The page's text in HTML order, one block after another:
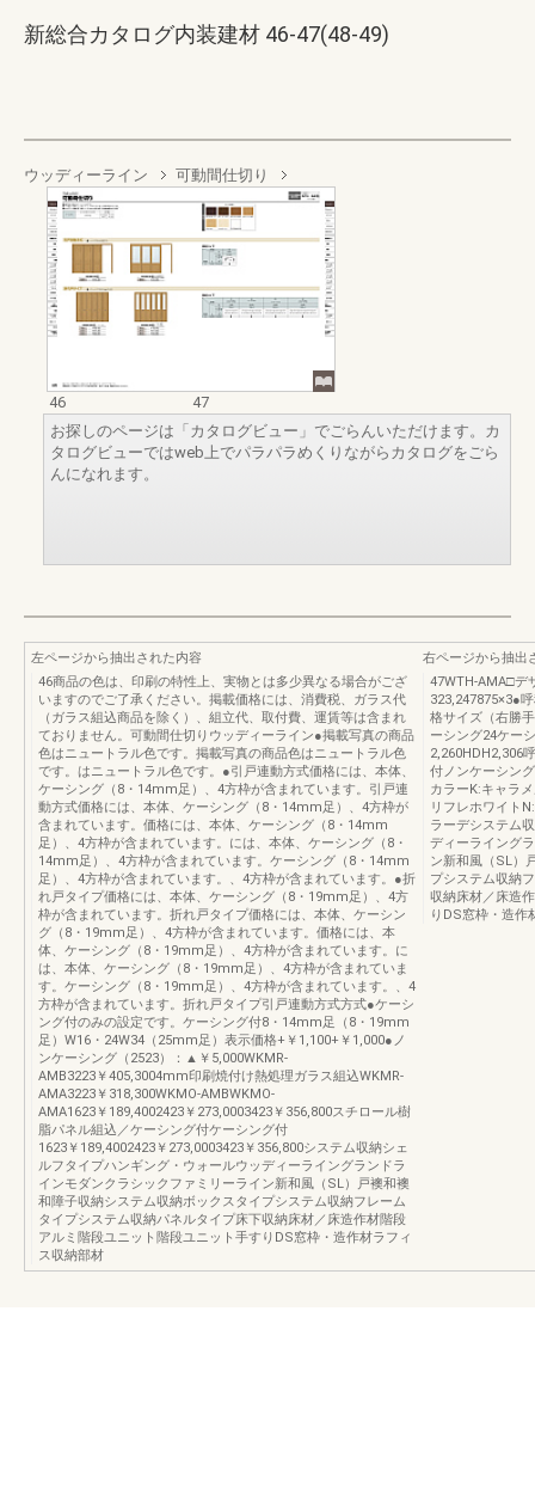
新総合カタログ内装建材 46-47(48-49)
ウッディーライン 可動間仕切り
46
47
お探しのページは「カタログビュー」でごらんいただけます。カ
タログビューではweb上でパラパラめくりながらカタログをごら
んになれます。
左ページから抽出された内容
46商品の色は、印刷の特性上、実物とは多少異なる場合がござ
いますのでご了承ください。掲載価格には、消費税、ガラス代
（ガラス組込商品を除く）、組立代、取付費、運賃等は含まれ
ておりません。可動間仕切りウッディーライン●掲載写真の商品
色はニュートラル色です。掲載写真の商品色はニュートラル色
です。はニュートラル色です。●引戸連動方式価格には、本体、
ケーシング（8・14mm足）、4方枠が含まれています。引戸連
動方式価格には、本体、ケーシング（8・14mm足）、4方枠が
含まれています。価格には、本体、ケーシング（8・14mm
足）、4方枠が含まれています。には、本体、ケーシング（8・
14mm足）、4方枠が含まれています。ケーシング（8・14mm
足）、4方枠が含まれています。、4方枠が含まれています。●折
れ戸タイプ価格には、本体、ケーシング（8・19mm足）、4方
枠が含まれています。折れ戸タイプ価格には、本体、ケーシン
グ（8・19mm足）、4方枠が含まれています。価格には、本
体、ケーシング（8・19mm足）、4方枠が含まれています。に
は、本体、ケーシング（8・19mm足）、4方枠が含まれていま
す。ケーシング（8・19mm足）、4方枠が含まれています。、4
方枠が含まれています。折れ戸タイプ引戸連動方式方式●ケーシ
ング付のみの設定です。ケーシング付8・14mm足（8・19mm
足）W16・24W34（25mm足）表示価格+￥1,100+￥1,000●ノ
ンケーシング（2523）：▲￥5,000WKMR-
AMB3223￥405,3004mm印刷焼付け熱処理ガラス組込WKMR-
AMA3223￥318,300WKMO-AMBWKMO-
AMA1623￥189,4002423￥273,0003423￥356,800スチロール樹
脂パネル組込／ケーシング付ケーシング付
1623￥189,4002423￥273,0003423￥356,800システム収納シェ
ルフタイプハンギング・ウォールウッディーライングランドラ
インモダンクラシックファミリーライン新和風（SL）戸襖和襖
和障子収納システム収納ボックスタイプシステム収納フレーム
タイプシステム収納パネルタイプ床下収納床材／床造作材階段
アルミ階段ユニット階段ユニット手すりDS窓枠・造作材ラフィ
ス収納部材
右ページから抽出
47WTH-AMA□デ
323,247875×3●
格サイズ（右勝
ーシング24ケー
2,260HDH2,306
付ノンケーシン
カラーK:キャラ
リフレホワイト
ラーデシステム
ディーライング
ン新和風（SL）
プシステム収納
収納床材／床造
りDS窓枠・造作